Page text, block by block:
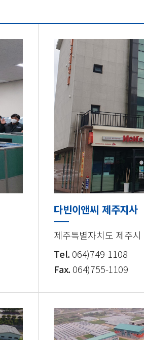
다빈이앤씨 제주지사
제주특별자치도 제주
Tel.064)749-1108
Fax.064)755-1109